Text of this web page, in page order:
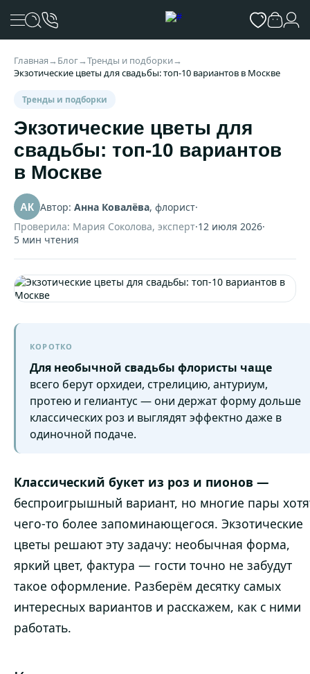
Главная→ Блог→Тренды и подборки→
Экзотические цветы для свадьбы: топ-10 вариантов в Москве
Тренды и подборки
Экзотические цветы для
свадьбы: топ-10 вариантов
в Москве
АК Автор: Анна Ковалёва, флорист·
Проверила: Мария Соколова, эксперт·12 июля 2026·
5 мин чтения
КОРОТКО
Для необычной свадьбы флористы чаще
всего берут орхидеи, стрелицию, антуриум,
протею и гелиантус — они держат форму дольше
классических роз и выглядят эффектно даже в
одиночной подаче.
Классический букет из роз и пионов —
беспроигрышный вариант, но многие пары
чего-то более запоминающегося. Экзотические
цветы решают эту задачу: необычная форма,
яркий цвет, фактура — гости точно не забудут
такое оформление. Разберём десятку самых
интересных вариантов и расскажем, как с ними
работать.